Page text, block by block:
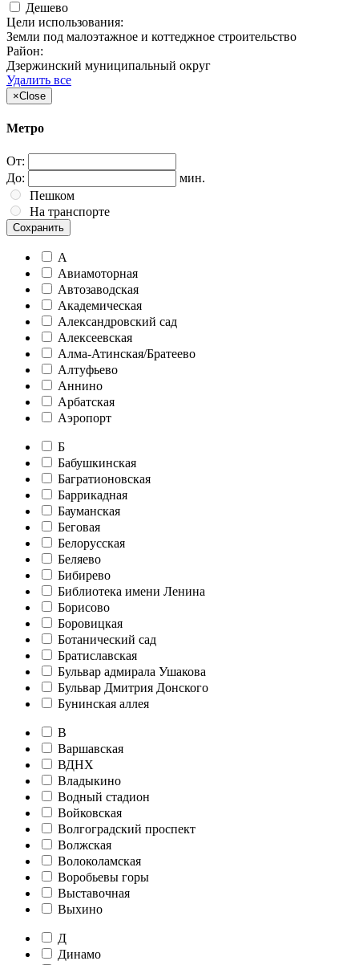
Дешево
Цели использования:
Земли под малоэтажное и коттеджное строительство
Район:
Дзержинский муниципальный округ
Удалить все
×Close
Метро
От:
До:
мин.
Пешком
На транспорте
Сохранить
А
Авиамоторная
Автозаводская
Академическая
Александровский сад
Алексеевская
Алма-Атинская/Братеево
Алтуфьево
Аннино
Арбатская
Аэропорт
Б
Бабушкинская
Багратионовская
Баррикадная
Бауманская
Беговая
Белорусская
Беляево
Бибирево
Библиотека имени Ленина
Борисово
Боровицкая
Ботанический сад
Братиславская
Бульвар адмирала Ушакова
Бульвар Дмитрия Донского
Бунинская аллея
В
Варшавская
ВДНХ
Владыкино
Водный стадион
Войковская
Волгоградский проспект
Волжская
Волоколамская
Воробьевы горы
Выставочная
Выхино
Д
Динамо